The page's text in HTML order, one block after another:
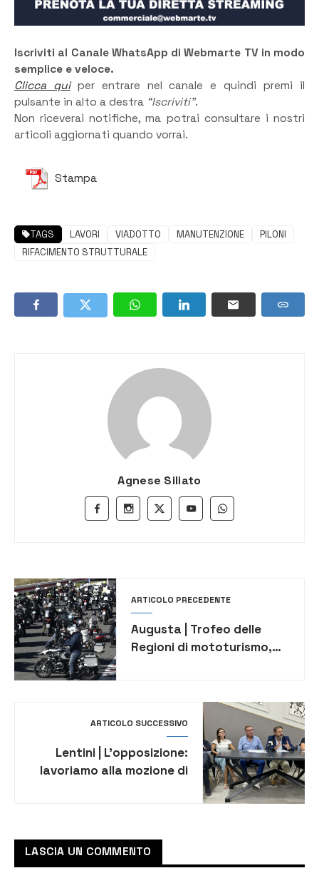
Iscriviti al Canale WhatsApp di Webmarte TV in modo
semplice e veloce.
Clicca quiper entrare nel canale e quindi premi il
pulsante in alto a destra “Iscriviti”.
Non riceverai notifiche, ma potrai consultare i nostri
articoli aggiornati quando vorrai.
Stampa
TAGS LAVORI VIADOTTO MANUTENZIONE
PILONI
RIFACIMENTO STRUTTURALE
Agnese Siliato
ARTICOLO PRECEDENTE
Augusta | Trofeo delle
Regioni di mototurismo,
ARTICOLO SUCCESSIVO
Lentini | L’opposizione:
lavoriamo alla mozione di
LASCIA UN COMMENTO